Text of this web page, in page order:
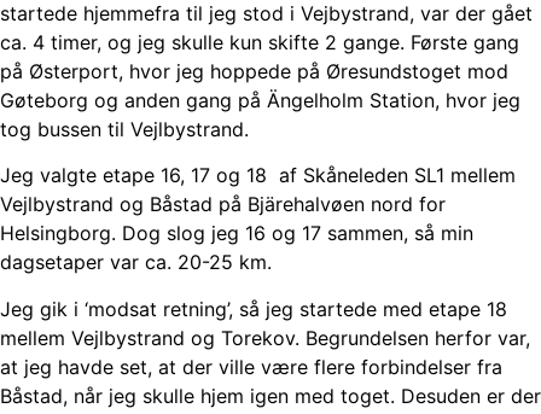
startede hjemmefra til jeg stod i Vejbystrand, var der gået
ca. 4 timer, og jeg skulle kun skifte 2 gange. Første gang
på Østerport, hvor jeg hoppede på Øresundstoget mod
Gøteborg og anden gang på Ängelholm Station, hvor jeg
tog bussen til Vejlbystrand.
Jeg valgte etape 16, 17 og 18 af Skåneleden SL1 mellem
Vejlbystrand og Båstad på Bjärehalvøen nord for
Helsingborg. Dog slog jeg 16 og 17 sammen, så min
dagsetaper var ca. 20-25 km.
Jeg gik i ‘modsat retning’, så jeg startede med etape 18
mellem Vejlbystrand og Torekov. Begrundelsen herfor var,
at jeg havde set, at der ville være flere forbindelser fra
Båstad, når jeg skulle hjem igen med toget. Desuden er der